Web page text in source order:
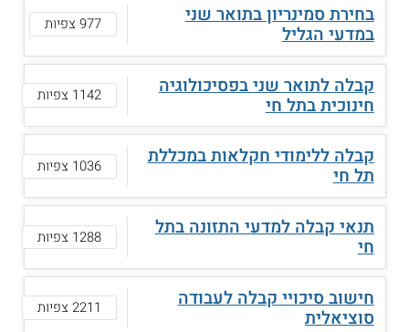
בחירת סמינריון בתואר שני
במדעי הגליל 977 צפיות
קבלה לתואר שני בפסיכולוגיה
חינוכית בתל חי 1142 צפיות
קבלה ללימודי חקלאות במכללת
תל חי 1036 צפיות
תנאי קבלה למדעי התזונה בתל
חי 1288 צפיות
חישוב סיכויי קבלה לעבודה
סוציאלית 2211 צפיות